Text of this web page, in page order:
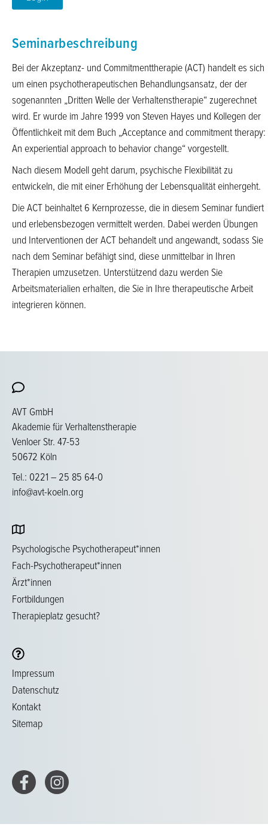
Seminarbeschreibung
Bei der Akzeptanz- und Commitmenttherapie (ACT) handelt es sich
um einen psychotherapeutischen Behandlungsansatz, der der
sogenannten „Dritten Welle der Verhaltenstherapie“ zugerechnet
wird. Er wurde im Jahre 1999 von Steven Hayes und Kollegen der
Öffentlichkeit mit dem Buch „Acceptance and commitment therapy:
An experiential approach to behavior change“ vorgestellt.
Nach diesem Modell geht darum, psychische Flexibilität zu
entwickeln, die mit einer Erhöhung der Lebensqualität einhergeht.
Die ACT beinhaltet 6 Kernprozesse, die in diesem Seminar fundiert
und erlebensbezogen vermittelt werden. Dabei werden Übungen
und Interventionen der ACT behandelt und angewandt, sodass Sie
nach dem Seminar befähigt sind, diese unmittelbar in Ihren
Therapien umzusetzen. Unterstützend dazu werden Sie
Arbeitsmaterialien erhalten, die Sie in Ihre therapeutische Arbeit
integrieren können.
AVT GmbH
Akademie für Verhaltenstherapie
Venloer Str. 47-53
50672 Köln
Tel.: 0221 – 25 85 64-0
info@avt-koeln.org
Psychologische Psychotherapeut*innen
Fach-Psychotherapeut*innen
Ärzt*innen
Fortbildungen
Therapieplatz gesucht?
Impressum
Datenschutz
Kontakt
Sitemap